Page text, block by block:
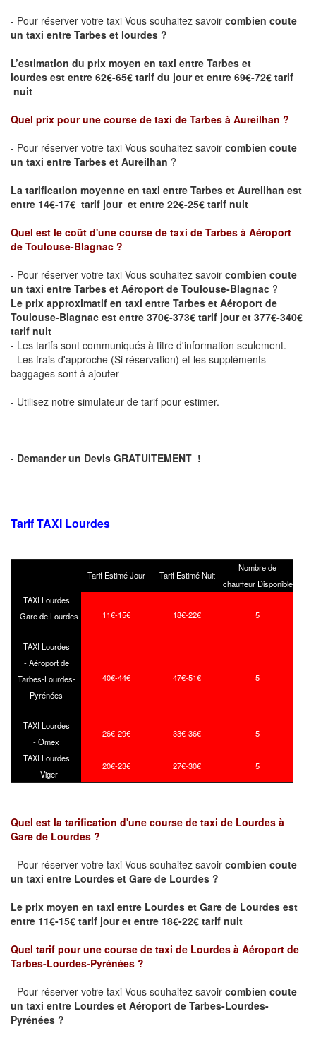
- Pour réserver votre taxi Vous souhaitez savoir combien coute
un taxi entre Tarbes et lourdes ?
L’estimation du prix moyen en taxi entre Tarbes et
lourdes est entre 62€-65€ tarif du jour et entre 69€-72€ tarif
nuit
Quel prix pour une course de taxi de Tarbes à Aureilhan ?
- Pour réserver votre taxi Vous souhaitez savoir combien coute
un taxi entre Tarbes et Aureilhan ?
La tarification moyenne en taxi entre Tarbes et Aureilhan est
entre 14€-17€ tarif jour et entre 22€-25€ tarif nuit
Quel est le coût d'une course de taxi de Tarbes à Aéroport
de Toulouse-Blagnac ?
- Pour réserver votre taxi Vous souhaitez savoir combien coute
un taxi entre Tarbes et Aéroport de Toulouse-Blagnac ?
Le prix approximatif en taxi entre Tarbes et Aéroport de
Toulouse-Blagnac est entre 370€-373€ tarif jour et 377€-340€
tarif nuit
- Les tarifs sont communiqués à titre d'information seulement.
- Les frais d'approche (Si réservation) et les suppléments
baggages sont à ajouter
- Utilisez notre simulateur de tarif pour estimer.
- Demander un Devis GRATUITEMENT !
Tarif TAXI Lourdes
Tarif Estimé Jour Tarif Estimé Nuit
Nombre de
chauffeur Disponible
TAXI Lourdes
- Gare de Lourdes
11€-15€ 18€-22€ 5
TAXI Lourdes
- Aéroport de
Tarbes-Lourdes-
Pyrénées
40€-44€ 47€-51€ 5
TAXI Lourdes
- Omex
26€-29€ 33€-36€ 5
TAXI Lourdes
- Viger
20€-23€ 27€-30€ 5
Quel est la tarification d'une course de taxi de Lourdes à
Gare de Lourdes ?
- Pour réserver votre taxi Vous souhaitez savoir combien coute
un taxi entre Lourdes et Gare de Lourdes ?
Le prix moyen en taxi entre Lourdes et Gare de Lourdes est
entre 11€-15€ tarif jour et entre 18€-22€ tarif nuit
Quel tarif pour une course de taxi de Lourdes à Aéroport de
Tarbes-Lourdes-Pyrénées ?
- Pour réserver votre taxi Vous souhaitez savoir combien coute
un taxi entre Lourdes et Aéroport de Tarbes-Lourdes-
Pyrénées ?